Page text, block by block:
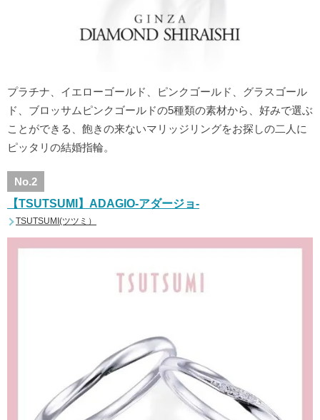
プラチナ、イエローゴールド、ピンクゴールド、グラスゴール
ド、ブロッサムピンクゴールドの5種類の素材から、好みで選ぶ
ことができる、飽きの来ないマリッジリングをお探しの二人に
ピッタリの結婚指輪。
No.2
【TSUTSUMI】ADAGIO-アダージョ-
TSUTSUMI(ツツミ）